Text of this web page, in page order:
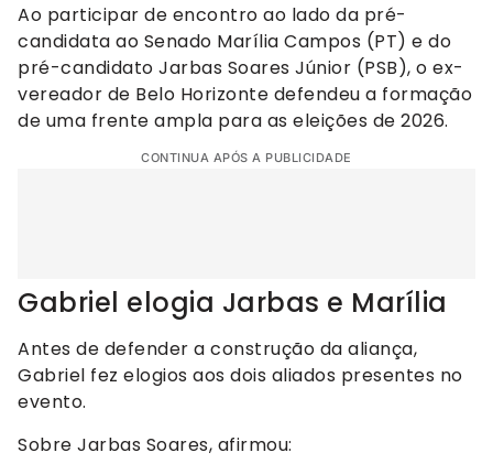
Ao participar de encontro ao lado da pré-
candidata ao Senado Marília Campos (PT) e do
pré-candidato Jarbas Soares Júnior (PSB), o ex-
vereador de Belo Horizonte defendeu a formação
de uma frente ampla para as eleições de 2026.
CONTINUA APÓS A PUBLICIDADE
Gabriel elogia Jarbas e Marília
Antes de defender a construção da aliança,
Gabriel fez elogios aos dois aliados presentes no
evento.
Sobre Jarbas Soares, afirmou: